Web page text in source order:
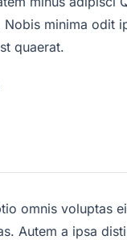
minima odit
quaerat.
omnis voluptas
Autem a ipsa